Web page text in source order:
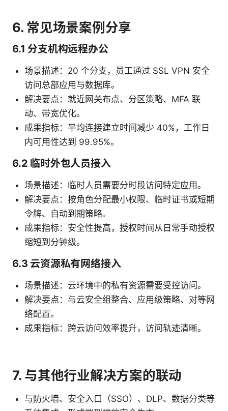
6. 常见场景案例分享
6.1 分支机构远程办公
场景描述：20 个分支，员工通过 SSL VPN 安全
访问总部应用与数据库。
解决要点：就近网关布点、分区策略、MFA 联
动、带宽优化。
成果指标：平均连接建立时间减少 40%，工作日
内可用性达到 99.95%。
6.2 临时外包人员接入
场景描述：临时人员需要分时段访问特定应用。
解决要点：按角色分配最小权限、临时证书或短期
令牌、自动到期策略。
成果指标：安全性提高，授权时间从日常手动授权
缩短到分钟级。
6.3 云资源私有网络接入
场景描述：云环境中的私有资源需要受控访问。
解决要点：与云安全组整合、应用级策略、对等网
络配置。
成果指标：跨云访问效率提升，访问轨迹清晰。
7. 与其他行业解决方案的联动
与防火墙、安全入口（SSO）、DLP、数据分类等